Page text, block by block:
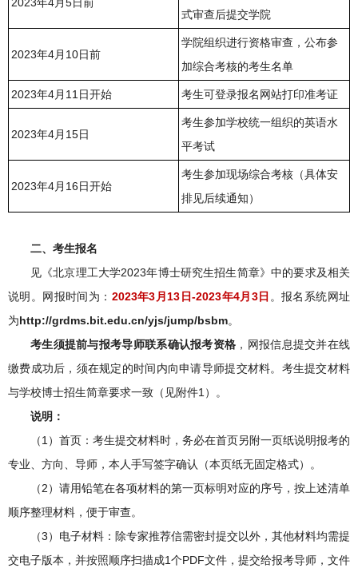
2023年4月5日前
式审查后提交学院
2023年4月10日前
学院组织进行资格审查，公布参
加综合考核的考生名单
2023年4月11日开始 考生可登录报名网站打印准考证
2023年4月15日
考生参加学校统一组织的英语水
平考试
2023年4月16日开始
考生参加现场综合考核（具体安
排见后续通知）
二、 考生报名
见《北京理工大学2023年博士研究生招生简章》中的要求及相关
说明。网报时间为： 2023年3月13 日-2023年4月 3日 。报名系统网址
为http://grdms.bit.edu.cn/yjs/jump/bsbm。
考生须提前与报考导师联系确认报考资格 ，网报信息提交并在线
缴费成功后，须在规定的时间内向申请导师提交材料。考生提交材料
与学校博士招生简章要求一致（见附件1）。
说明：
（1）首页：考生提交材料时，务必在首页另附一页纸说明报考的
专业、方向、导师，本人手写签字确认（本页纸无固定格式）。
（2）请用铅笔在各项材料的第一页标明对应的序号，按上述清单
顺序整理材料，便于审查。
（3）电子材料：除专家推荐信需密封提交以外，其他材料均需提
交电子版本，并按照顺序扫描成1个PDF文件，提交给报考导师，文件